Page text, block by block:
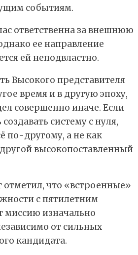
событиям.
ответственна за внешнюю
ее направление
ей неподвластно.
Высокого представителя
время и в другую эпоху,
совершенно иначе. Если
систему с нуля,
по-другому, а не как
высокопоставленный
что «встроенные»
с пятилетним
миссию изначально
от сильных
кандидата.